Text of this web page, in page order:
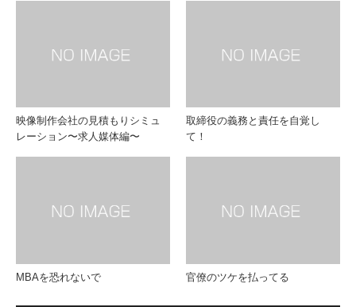
映像制作会社の見積もりシミュ
レーション〜求人媒体編〜
取締役の義務と責任を自覚し
て！
MBAを恐れないで 官僚のツケを払ってる